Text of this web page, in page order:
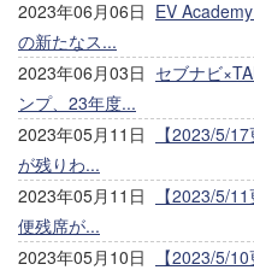
2023年06月06日 EV
の新たなス...
2023年06月03日 セブナビ
ンプ、23年度...
2023年05月11日
【2023/5/
が残りわ...
2023年05月11日
【2023/5/
便残席が...
2023年05月10日
【2023/5/